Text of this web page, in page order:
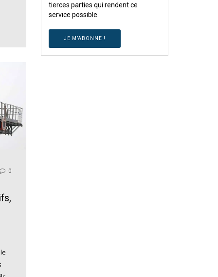
0
tierces parties qui rendent ce
service possible.